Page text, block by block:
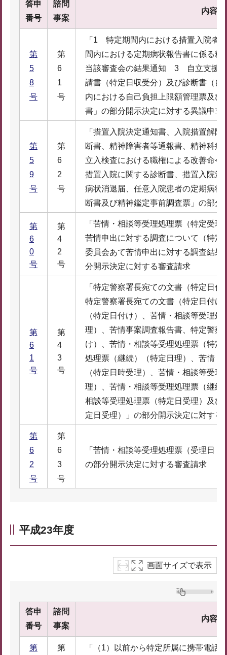
答申
番号
諮問
事案
内容
第
5
8
号
第
6
1
号
「1 特定期間内における措置入院
間内における定期病状報告書に係る
当該審査会の結果通知 3 自立支援医
請書（特定日収受分）及び診断書（
内における自己負担上限額管理票及び
書」の部分開示決定に対する異議申立
第
5
9
号
第
6
2
号
「措置入院決定通知書、入院措置解
断書、精神障害者等通報書、精神科
立入検査における職権による改善命
措置入院に関する診断書、措置入院決
病状消退届、任意入院患者の定期病状
断書及び精神鑑定事前調査票」の部
第
6
0
号
第
4
2
号
「苦情・相談等受理処理票（特定受
苦情申出に対する調査について（特定
委員会あて苦情申出に対する調査結果
分開示決定に対する審査請求
第
6
1
号
第
4
3
号
「特定警察署長宛ての文書（特定日
特定警察署長宛ての文書（特定日付け
（特定日付け）、苦情・相談等受理
理）、苦情事案調査報告書、特定警察
け）、苦情・相談等受理処理票（特
処理票（継続）（特定日理）、苦情・
（特定日時受理）、苦情・相談等受
理）、苦情・相談等受理処理票（継続
相談等受理処理票（特定日受理）及び
定日受理）」の部分開示決定に対する
第
6
2
号
第
6
3
号
「苦情・相談等受理処理票（受理日
の部分開示決定に対する審査請求
平成23年度
画面サイズで表示
答申
番号
諮問
事案
内容
第 第 「（1）以前から特定所属に携帯電話